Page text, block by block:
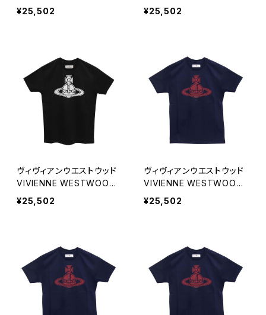
PARIS ORB CLASSIC T-S
HIRT Tシャツ 3G010049-
¥25,502
PARIS ORB CLASSIC T-S
HIRT Tシャツ 3G010049-
¥25,502
ヴィヴィアンウエストウッド
VIVIENNE WESTWOOD
PARIS ORB CLASSIC T-S
HIRT Tシャツ 3G010049-
¥25,502
ヴィヴィアンウエストウッド
VIVIENNE WESTWOOD
PARIS ORB CLASSIC T-S
HIRT Tシャツ 3G010049-
¥25,502